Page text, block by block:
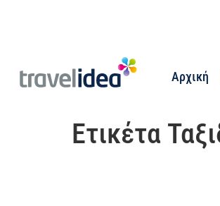
Αρχική
Ετικέτα